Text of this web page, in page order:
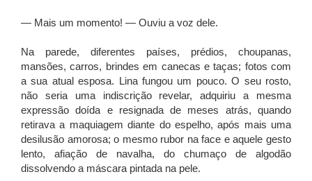
— Mais um momento! — Ouviu a voz dele.
Na parede, diferentes países, prédios, choupanas,
mansões, carros, brindes em canecas e taças; fotos com
a sua atual esposa. Lina fungou um pouco. O seu rosto,
não seria uma indiscrição revelar, adquiriu a mesma
expressão doída e resignada de meses atrás, quando
retirava a maquiagem diante do espelho, após mais uma
desilusão amorosa; o mesmo rubor na face e aquele gesto
lento, afiação de navalha, do chumaço de algodão
dissolvendo a máscara pintada na pele.